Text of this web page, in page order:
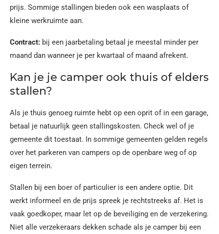
prijs. Sommige stallingen bieden ook een wasplaats of
kleine werkruimte aan.
Contract: bij een jaarbetaling betaal je meestal minder per
maand dan wanneer je per kwartaal of maand afrekent.
Kan je je camper ook thuis of elders
stallen?
Als je thuis genoeg ruimte hebt op een oprit of in een garage,
betaal je natuurlijk geen stallingskosten. Check wel of je
gemeente dit toestaat. In sommige gemeenten gelden regels
over het parkeren van campers op de openbare weg of op
eigen terrein.
Stallen bij een boer of particulier is een andere optie. Dit
werkt informeel en de prijs spreek je rechtstreeks af. Het is
vaak goedkoper, maar let op de beveiliging en de verzekering.
Niet alle verzekeraars dekken schade als je camper bij een